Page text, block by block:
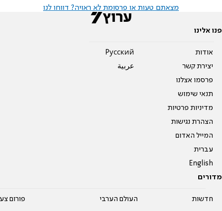
מצאתם טעות או פרסומת לא ראויה? דווחו לנו
פנו אלינו
אודות
יצירת קשר
פרסמו אצלנו
תנאי שימוש
מדיניות פרטיות
הצהרת נגישות
המייל האדום
עברית
English
Pусский
عربية
מדורים
חדשות
העולם הערבי
פורום